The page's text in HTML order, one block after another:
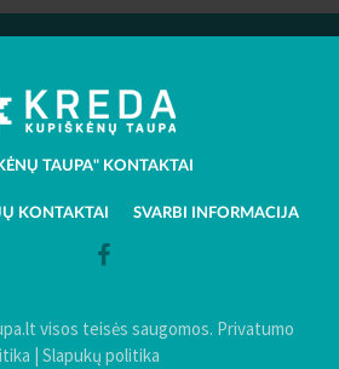
TAUPA" KONTAKTAI
KONTAKTAI SVARBI INFORMACIJA
visos teisės saugomos. Privatumo
| Slapukų politika